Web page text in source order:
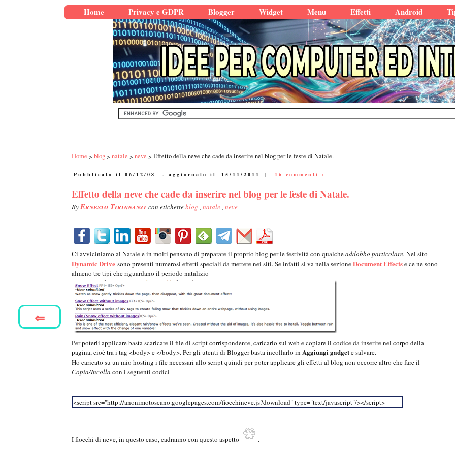
Home Privacy e GDPR Blogger Widget Menu Effetti Android
Home blog natale neve Effetto della neve che cade da inserire nel blog per le feste di Natale.
Pubblicato il 06/12/08 - aggiornato il 15/11/2011 | 16 commenti :
Effetto della neve che cade da inserire nel blog per le feste di Natale.
ByErnesto Tirinnanzi con etichetteblog , natale, neve
Ci avviciniamo al Natale e in molti pensano di preparare il proprio blog per le festività con qualcheaddobbo particolare. Nel sito
Dynamic Drive sono presenti numerosi effetti speciali da mettere nei siti. Se infatti si va nella sezioneDocument Effectsece ne sono
almeno tre tipi che riguardano il periodo natalizio
Per poterli applicare basta scaricare il file di script corrispondente, caricarlo sul web e copiare il codice da inserire nel corpo della
pagina, cioè tra i tag <body> e </body>. Per gli utenti di Blogger basta incollarlo in Aggiungi gadgete salvare.
Ho caricato su un mio hosting i file necessari allo script quindi per poter applicare gli effetti al blog non occorre altro che fare il
Copia/Incolla con i seguenti codici
<script src="http://anonimotoscano.googlepages.com/fiocchineve.js?download" type="text/javascript"/></script>
I fiocchi di neve, in questo caso, cadranno con questo aspetto .
⇐